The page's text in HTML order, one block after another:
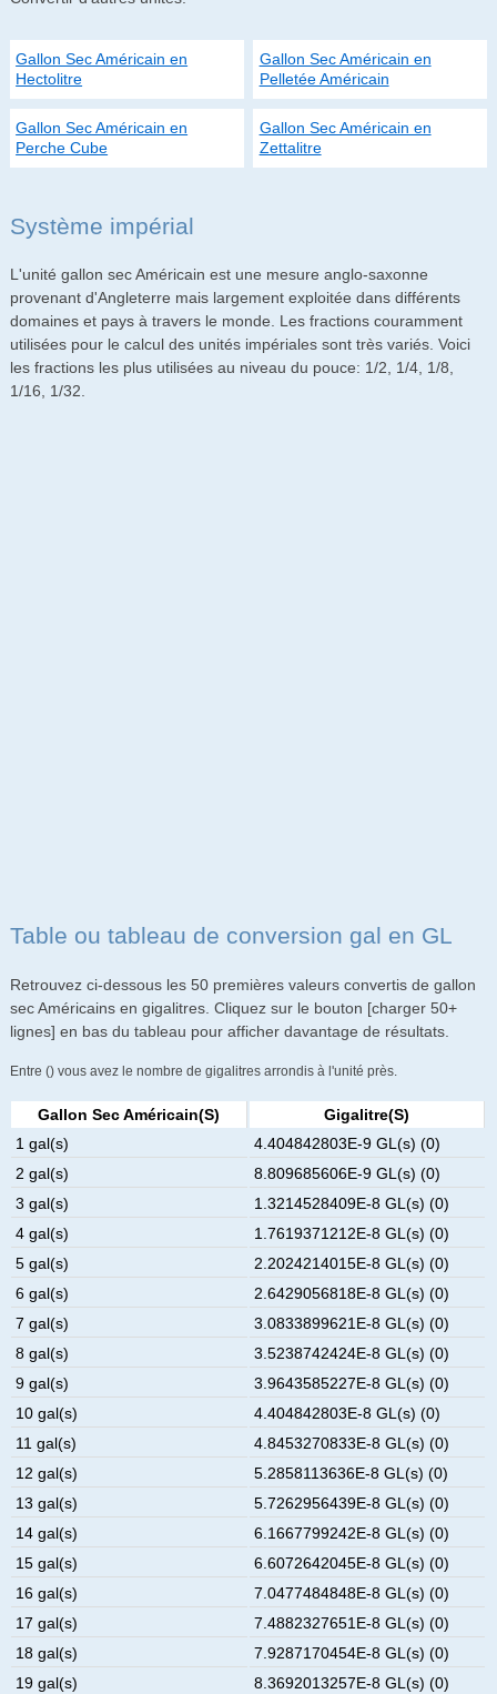
Gallon Sec Américain en
Hectolitre
Gallon Sec Américain en
Pelletée Américain
Gallon Sec Américain en
Perche Cube
Gallon Sec Américain en
Zettalitre
Système impérial
L'unité gallon sec Américain est une mesure anglo-saxonne
provenant d'Angleterre mais largement exploitée dans différents
domaines et pays à travers le monde. Les fractions couramment
utilisées pour le calcul des unités impériales sont très variés. Voici
les fractions les plus utilisées au niveau du pouce: 1/2, 1/4, 1/8,
1/16, 1/32.
Table ou tableau de conversion gal en GL
Retrouvez ci-dessous les 50 premières valeurs convertis de gallon
sec Américains en gigalitres. Cliquez sur le bouton [charger 50+
lignes] en bas du tableau pour afficher davantage de résultats.
Entre () vous avez le nombre de gigalitres arrondis à l'unité près.
Gallon Sec Américain(s)
Gigalitre(s)
1 gal(s)
4.404842803E-9 GL(s) (0)
2 gal(s)
8.809685606E-9 GL(s) (0)
3 gal(s)
1.3214528409E-8 GL(s) (0)
4 gal(s)
1.7619371212E-8 GL(s) (0)
5 gal(s)
2.2024214015E-8 GL(s) (0)
6 gal(s)
2.6429056818E-8 GL(s) (0)
7 gal(s)
3.0833899621E-8 GL(s) (0)
8 gal(s)
3.5238742424E-8 GL(s) (0)
9 gal(s)
3.9643585227E-8 GL(s) (0)
10 gal(s)
4.404842803E-8 GL(s) (0)
11 gal(s)
4.8453270833E-8 GL(s) (0)
12 gal(s)
5.2858113636E-8 GL(s) (0)
13 gal(s)
5.7262956439E-8 GL(s) (0)
14 gal(s)
6.1667799242E-8 GL(s) (0)
15 gal(s)
6.6072642045E-8 GL(s) (0)
16 gal(s)
7.0477484848E-8 GL(s) (0)
17 gal(s)
7.4882327651E-8 GL(s) (0)
18 gal(s)
7.9287170454E-8 GL(s) (0)
19 gal(s)
8.3692013257E-8 GL(s) (0)